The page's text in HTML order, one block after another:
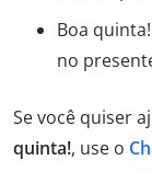
Boa
no
Se você quiser
quinta!, use o